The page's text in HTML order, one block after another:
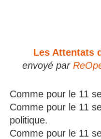
Les Attentats
envoyé par
Comme pour le 11
Comme pour le 11
politique.
Comme pour le 11